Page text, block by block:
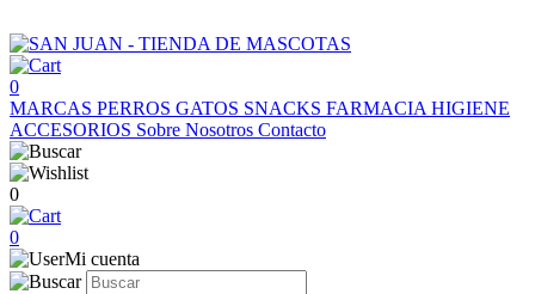
0
MARCAS PERROS GATOS SNACKS FARMACIA HIGIENE
ACCESORIOS Sobre Nosotros Contacto
0
0
Mi cuenta